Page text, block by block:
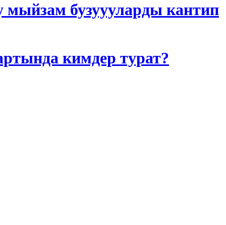
мыйзам бузуууларды кантип
кимдер турат?